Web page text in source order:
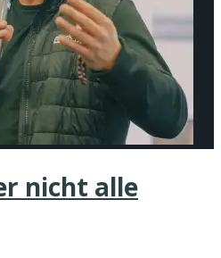
nicht alle